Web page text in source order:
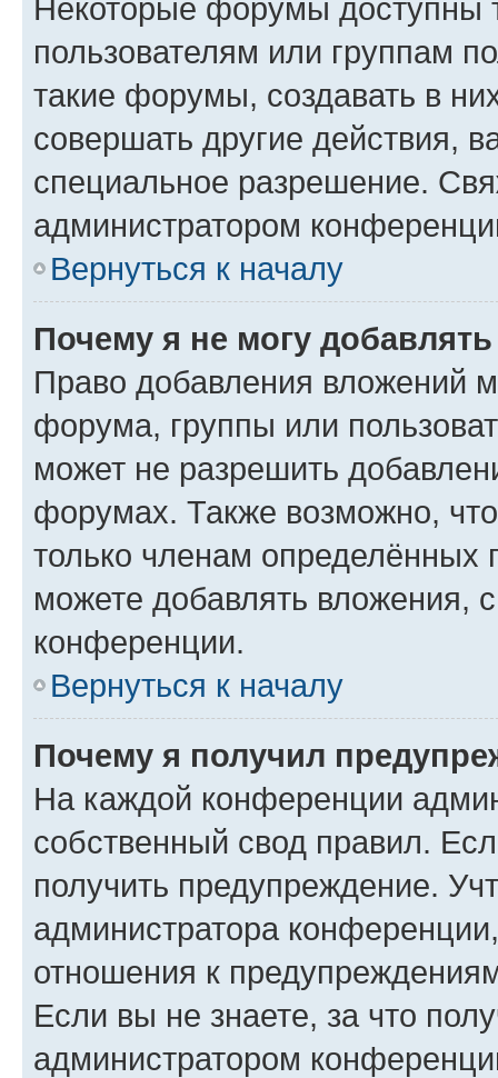
Некоторые форумы доступны
пользователям или группам
такие форумы, создавать в
совершать другие действия,
специальное разрешение.
администратором
Вернуться к началу
Почему я не могу
Право добавления вложений
форума, группы или
может не разрешить
форумах. Также возможно,
только членам определённых
можете добавлять вложения,
конференции.
Вернуться к началу
Почему я получил
На каждой конференции
собственный свод правил.
получить предупреждение.
администратора
отношения к
Если вы не знаете, за что
администратором